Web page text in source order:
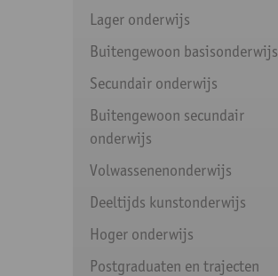
Lager onderwijs
Buitengewoon basisonderwijs
Secundair onderwijs
Buitengewoon secundair
onderwijs
Volwassenenonderwijs
Deeltijds kunstonderwijs
Hoger onderwijs
Postgraduaten en trajecten